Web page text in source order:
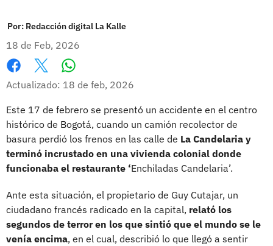
Por: Redacción digital La Kalle
18 de Feb, 2026
Facebook
X
Actualizado: 18 de feb, 2026
Este 17 de febrero se presentó un accidente en el centro
histórico de Bogotá, cuando un camión recolector de
basura perdió los frenos en las calle de La Candelaria y
terminó incrustado en una vivienda colonial donde
funcionaba el restaurante ‘Enchiladas Candelaria’.
Ante esta situación, el propietario de Guy Cutajar, un
ciudadano francés radicado en la capital, relató los
segundos de terror en los que sintió que el mundo se le
venía encima, en el cual, describió lo que llegó a sentir